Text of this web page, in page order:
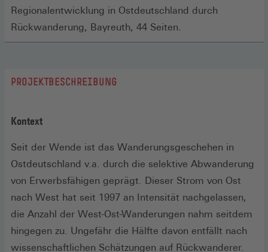
Regionalentwicklung in Ostdeutschland durch
Rückwanderung, Bayreuth, 44 Seiten.
PROJEKTBESCHREIBUNG
Kontext
Seit der Wende ist das Wanderungsgeschehen in
Ostdeutschland v.a. durch die selektive Abwanderung
von Erwerbsfähigen geprägt. Dieser Strom von Ost
nach West hat seit 1997 an Intensität nachgelassen,
die Anzahl der West-Ost-Wanderungen nahm seitdem
hingegen zu. Ungefähr die Hälfte davon entfällt nach
wissenschaftlichen Schätzungen auf Rückwanderer.